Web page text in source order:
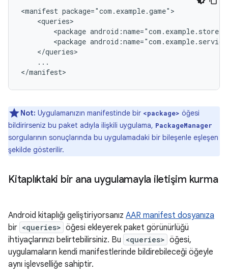
<manifest
<package android:name="com.example.store"
<package
...
</manifest>
Not: Uygulamanızın manifestinde bir <package> öğesi
bildirirseniz bu paket adıyla ilişkili uygulama, PackageManager
sorgularının sonuçlarında bu uygulamadaki bir bileşenle eşleşen
şekilde gösterilir.
Kitaplıktaki bir ana uygulamayla iletişim kurma
Android kitaplığı geliştiriyorsanız AAR manifest dosyanıza
bir <queries> öğesi ekleyerek paket görünürlüğü
ihtiyaçlarınızı belirtebilirsiniz. Bu <queries> öğesi,
uygulamaların kendi manifestlerinde bildirebileceği öğeyle
aynı işlevselliğe sahiptir.